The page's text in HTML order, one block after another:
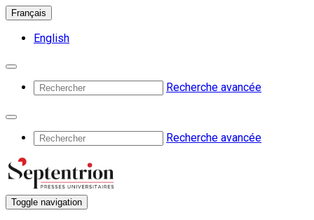
Français
English
Recherche avancée
Recherche avancée
Toggle navigation